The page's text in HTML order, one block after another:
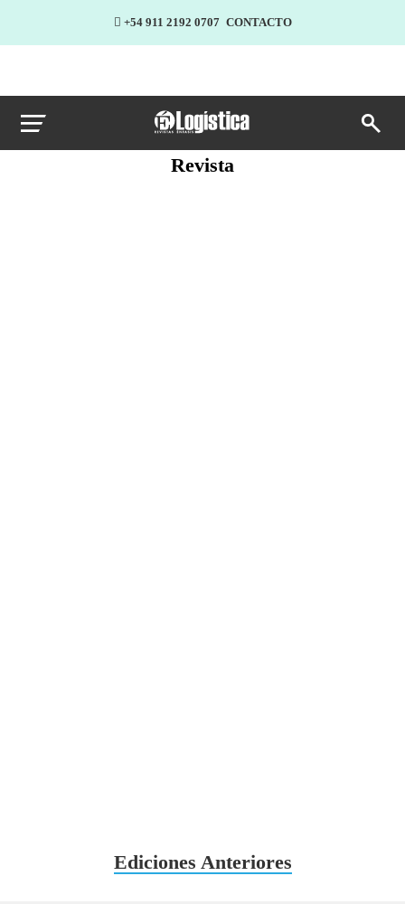
+54 911 2192 0707 CONTACTO
Revista
Ediciones Anteriores